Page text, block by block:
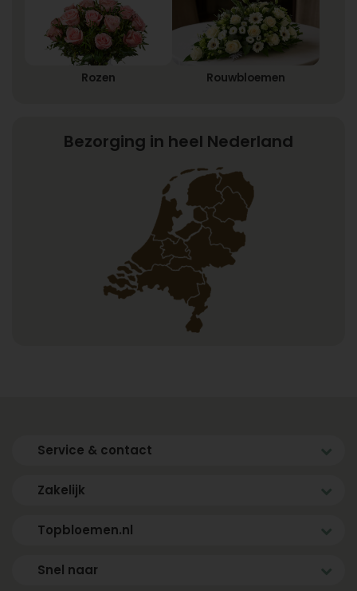
Rozen Rouwbloemen
Bezorging in heel Nederland
Service & contact
Zakelijk
Topbloemen.nl
Snel naar